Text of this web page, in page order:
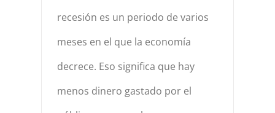
recesión es un periodo de varios
meses en el que la economía
decrece. Eso significa que hay
menos dinero gastado por el